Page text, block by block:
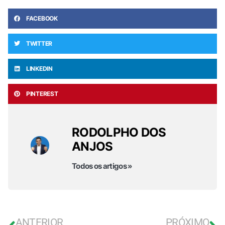
FACEBOOK
TWITTER
LINKEDIN
PINTEREST
RODOLPHO DOS
ANJOS
Todos os artigos »
ANTERIOR PRÓXIMO